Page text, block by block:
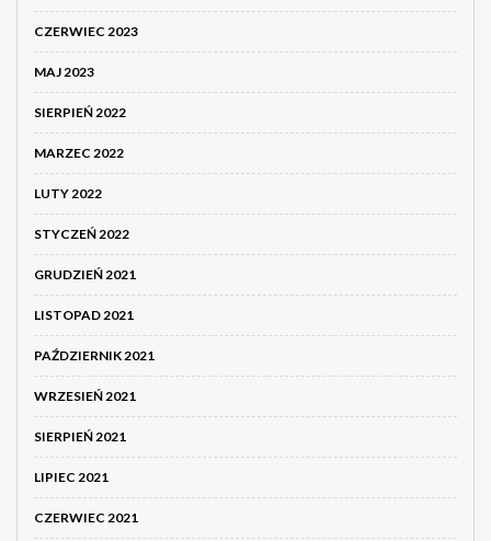
CZERWIEC 2023
MAJ 2023
SIERPIEŃ 2022
MARZEC 2022
LUTY 2022
STYCZEŃ 2022
GRUDZIEŃ 2021
LISTOPAD 2021
PAŹDZIERNIK 2021
WRZESIEŃ 2021
SIERPIEŃ 2021
LIPIEC 2021
CZERWIEC 2021